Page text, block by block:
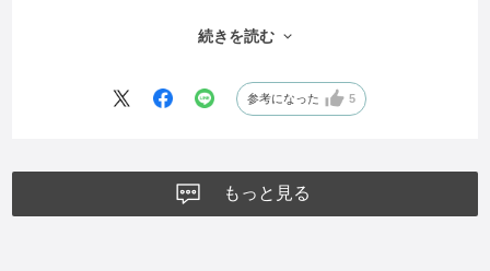
サンダルなので素足でも大丈夫かと思っていましたが、これ
サンダルのカウンター部分(踵の部分)の形が私の足には合わ
しないと軽く靴擦れします。
今回こそはと期待していただけに残念でした。
続きを読む
参考になった 5
もっと見る